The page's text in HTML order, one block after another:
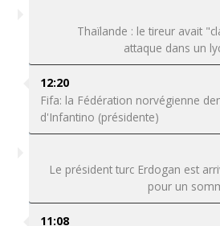
Thaïlande : le tireur avait
attaque dans un
12:20
Fifa: la Fédération norvégienne
d'Infantino (présidente)
Le président turc Erdogan est
pour un
11:08